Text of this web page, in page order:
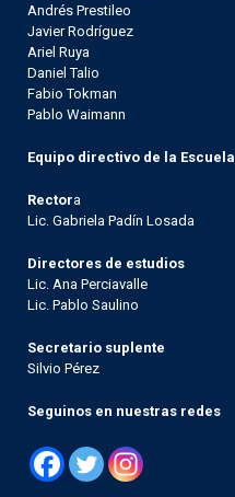
Andrés Prestileo
Javier Rodríguez
Ariel Ruya
Daniel Talio
Fabio Tokman
Pablo Waimann
Equipo directivo de la Escuela
Rectora
Lic. Gabriela Padín Losada
Directores de estudios
Lic. Ana Perciavalle
Lic. Pablo Saulino
Secretario suplente
Silvio Pérez
Seguinos en nuestras redes